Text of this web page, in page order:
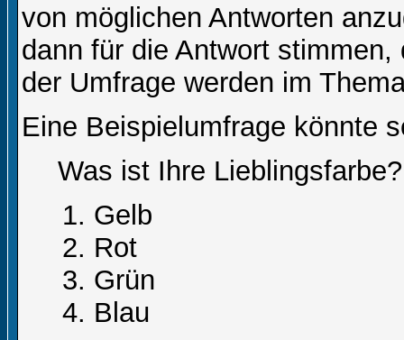
von möglichen Antworten
dann für die Antwort
der Umfrage werden im
Eine Beispielumfrage könnte
Was ist Ihre Lieblingsfarbe?
Gelb
Rot
Grün
Blau